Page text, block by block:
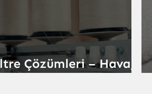
Çözümleri – Hava,